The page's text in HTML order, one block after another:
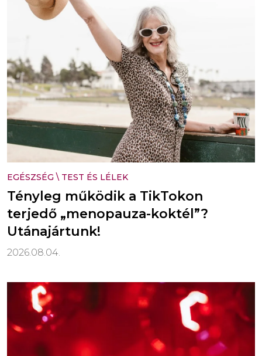
EGÉSZSÉG \ TEST ÉS LÉLEK
Tényleg működik a TikTokon
terjedő „menopauza-koktél”?
Utánajártunk!
2026.08.04.